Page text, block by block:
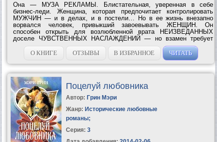
Она — МУЗА РЕКЛАМЫ. Блистательная, уверенная в себе
бизнес-леди. Женщина, которая предпочитает контролировать
МУЖЧИН — и в делах, и в постели… Но в ее жизнь внезапно
ворвался человек, привыкший завоевывать ЖЕНЩИН. Он
способен открыть для возлюбленной врата НЕИЗВЕДАННЫХ
доселе ЧУВСТВЕННЫХ НАСЛАЖДЕНИЙ — но взамен требует
многого. Ему нужно...
О КНИГЕ
ОТЗЫВЫ В ИЗБРАННОЕ ЧИТАТЬ
Поцелуй любовника
Автор: Грин Мэри
Жанр: Исторические любовные
романы;
Серия: 3